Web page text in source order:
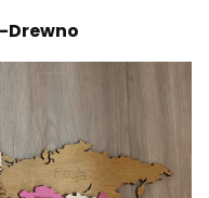
Drewno